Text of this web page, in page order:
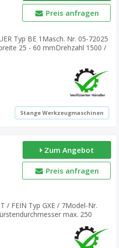
Preis anfragen
Typ BE 1Masch. Nr. 05-72025
25 - 60 mmDrehzahl 1500 /
50 Hz- Material-Auflage- neue
65 kgguter Zustand
Stange Werkzeugmaschinen
Zum Angebot
Preis anfragen
/ FEIN Typ GXE / 7Model-Nr.
max. 250
mmDrehzahl 1365
Auflage-